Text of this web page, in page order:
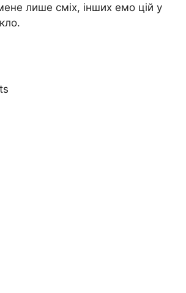
лише сміх, інших емо цій у